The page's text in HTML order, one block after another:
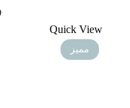
Quick View
مميز